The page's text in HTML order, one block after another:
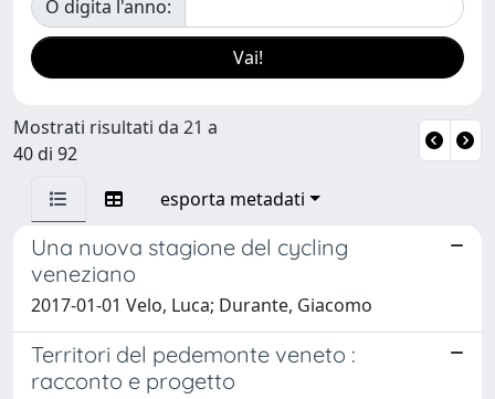
O digita l'anno:
Mostrati risultati da 21 a
40 di 92
esporta metadati
Una nuova stagione del cycling
veneziano
2017-01-01 Velo, Luca; Durante, Giacomo
Territori del pedemonte veneto :
racconto e progetto